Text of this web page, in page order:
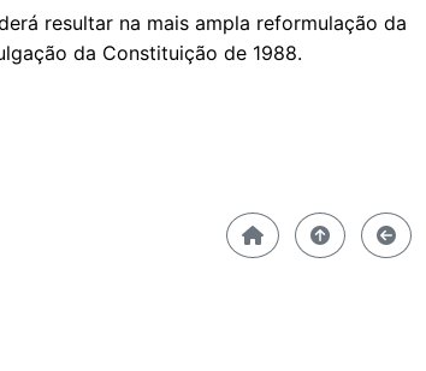
resultar na mais ampla reformulação da
da Constituição de 1988.